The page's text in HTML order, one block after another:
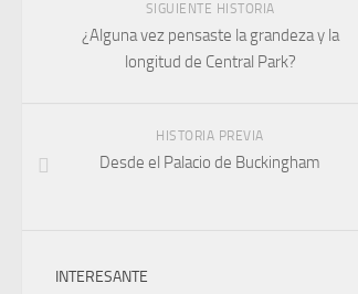
SIGUIENTE HISTORIA
¿Alguna vez pensaste la grandeza y la
longitud de Central Park?
HISTORIA PREVIA
Desde el Palacio de Buckingham
INTERESANTE